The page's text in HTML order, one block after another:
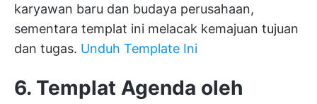
karyawan baru dan budaya perusahaan,
sementara templat ini melacak kemajuan tujuan
dan tugas. Unduh Template Ini
6. Templat Agenda oleh